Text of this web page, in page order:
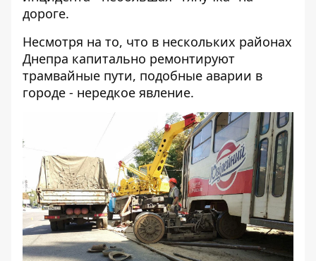
дороге.
Несмотря на то, что в нескольких районах
Днепра капитально ремонтируют
трамвайные пути, подобные аварии в
городе - нередкое явление.